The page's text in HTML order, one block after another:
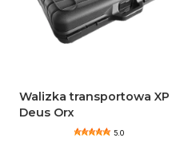
Walizka transportowa XP
Deus Orx
5.0